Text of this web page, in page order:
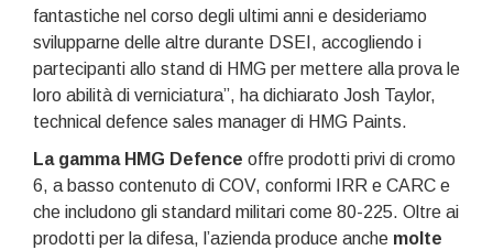
fantastiche nel corso degli ultimi anni e desideriamo
svilupparne delle altre durante DSEI, accogliendo i
partecipanti allo stand di HMG per mettere alla prova le
loro abilità di verniciatura”, ha dichiarato Josh Taylor,
technical defence sales manager di HMG Paints.
La gamma HMG Defence offre prodotti privi di cromo
6, a basso contenuto di COV, conformi IRR e CARC e
che includono gli standard militari come 80-225. Oltre ai
prodotti per la difesa, l’azienda produce anche molte